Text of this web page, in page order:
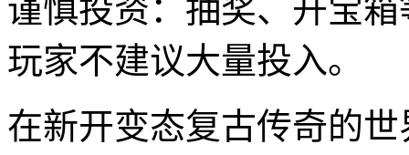
谨慎投资：抽奖、开宝
玩家不建议大量投入。
在新开变态复古传奇的